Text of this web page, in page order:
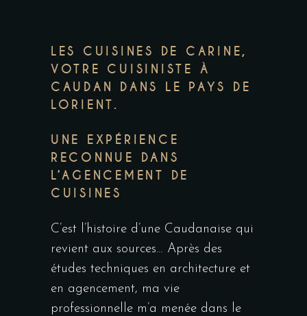
LES CUISINES DE CARINE,
VOTRE CUISINISTE À
CAUDAN DANS LE PAYS DE
LORIENT.
UNE EXPÉRIENCE
RECONNUE DANS
L’AGENCEMENT DE
CUISINES
C’est l’histoire d’une Caudanaise qui
revient aux sources… Après des
études techniques en architecture et
en agencement, ma vie
professionnelle m’a menée dans le